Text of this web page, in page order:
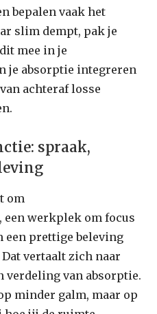
bepalen vaak het
slim dempt, pak je
mee in je
je absorptie integreren
achteraf losse
spraak,
om
een werkplek om focus
een prettige beleving
vertaalt zich naar
verdeling van absorptie.
minder galm, maar op